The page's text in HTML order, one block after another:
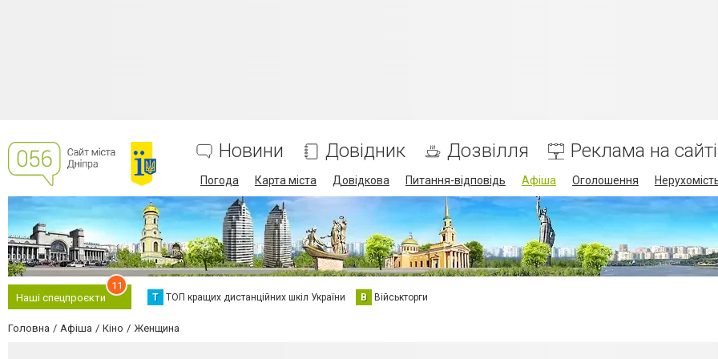
Новини Довідник Дозвілля Реклама на сайті
Погода Карта міста Довідкова Питання-відповідь Афіша Оголошення
Наші спецпроєкти
11
Т ТОП кращих дистанційних шкіл України В Військторги
Головна Афіша Кіно Женщина